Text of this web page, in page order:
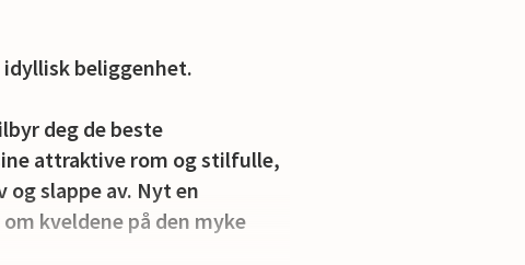
beliggenhet.
deg de beste
attraktive rom og stilfulle,
slappe av. Nyt en
kveldene på den myke